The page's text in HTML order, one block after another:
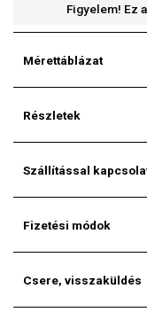
Figyelem! Ez
Mérettáblázat
Részletek
Szállítással
Fizetési módok
Csere, visszaküldés